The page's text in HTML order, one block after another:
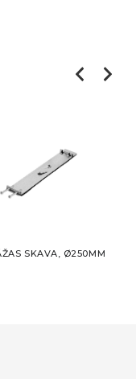
SKAVA, Ø250MM